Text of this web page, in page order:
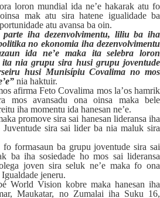
loron mundial ida ne’e hakarak atu fo
mak atu sira hatene igualidade ba
atu avansa ba oin.
iha dezenvolvimentu, liliu ba iha
no ekonomia iha dezenvolvimentu
ida ne’e maka ita selebra loron
nia grupu sira husi grupu joventude
husi Munisípiu Covalima no mos
nia haktuir.
afirma Feto Covalima mos la’os hamrik
mos avansadu ona oinsa maka bele
iha momentu ida hanesan ne’e.
promove sira sai hanesan lideransa iha
sira sai lider ba nia maluk sira
formasaun ba grupu joventude sira sai
ba iha sosiedade ho mos sai lideransa
joven sira seluk ne’e maka fo ona
jeneru.
World Vision kobre maka hanesan iha
Maukatar, no Zumalai iha Suku 16,